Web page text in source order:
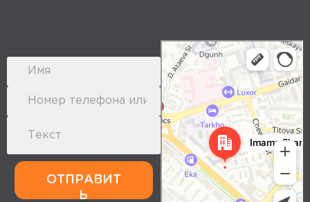
ОТПРАВИТ
Ь
Makhachkala
Yandex Maps: search for places,
transport, and routes